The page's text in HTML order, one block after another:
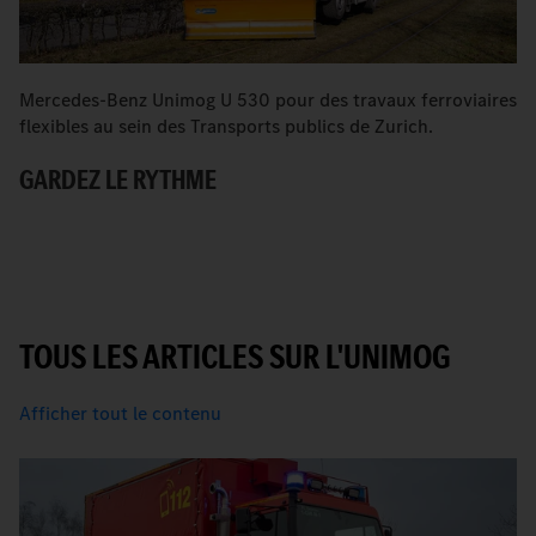
Mercedes-Benz Unimog U 530 pour des travaux ferroviaires
flexibles au sein des Transports publics de Zurich.
GARDEZ LE RYTHME
TOUS LES ARTICLES SUR L'UNIMOG
Afficher tout le contenu